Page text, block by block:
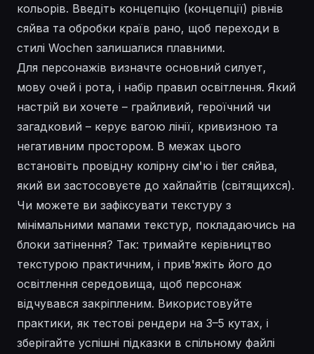
кольорів. Введіть концепцію (концепції) рівнів
сяйва та обробки країв рано, щоб переходи в
стилі Wochen залишалися плавними.
Для персонажів визначте основний силует,
мову очей і рота, і набір правил освітлення. Який
настрій ви хочете – грайливий, героїчний чи
загадковий – керує вагою лінії, кривизною та
негативним простором. В межах цього
встановіть провідну колірну сім'ю і tier сяйва,
який ви застосовуєте до хайлайтів (світящихся).
Чи можете ви зафіксувати текстуру з
мінімальними мапами текстур, покладаючись на
блоки затінення? Так: тримайте керівництво
текстурою практичним, і прив'яжіть його до
освітлення середовища, щоб персонаж
відчувався закріпленим. Використовуйте
практики, як тестові рендери на 3–5 кутах, і
зберігайте успішні підказки в спільному файлі